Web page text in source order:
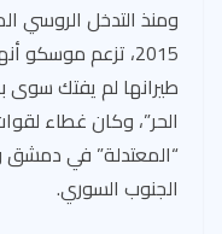
ومنذ التدخل الروسي
2015، تزعم موسكو
طيرانها لم يفتك سوى
الحر”، وكان غطاء
“المعتدلة” في
الجنوب السوري.